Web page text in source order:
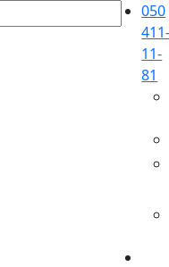
050
11-
81